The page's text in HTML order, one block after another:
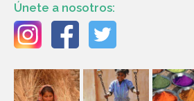
Únete a nosotros: